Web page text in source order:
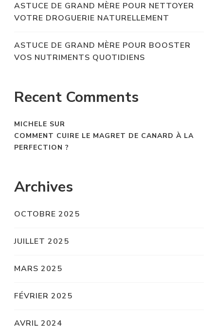
ASTUCE DE GRAND MÈRE POUR NETTOYER
VOTRE DROGUERIE NATURELLEMENT
ASTUCE DE GRAND MÈRE POUR BOOSTER
VOS NUTRIMENTS QUOTIDIENS
Recent Comments
MICHELE SUR
COMMENT CUIRE LE MAGRET DE CANARD À LA
PERFECTION ?
Archives
OCTOBRE 2025
JUILLET 2025
MARS 2025
FÉVRIER 2025
AVRIL 2024